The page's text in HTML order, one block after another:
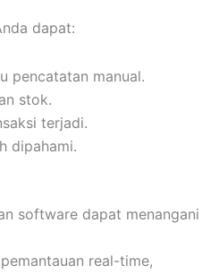
dapat:
pencatatan manual.
stok.
terjadi.
dipahami.
software dapat menangani
real-time,